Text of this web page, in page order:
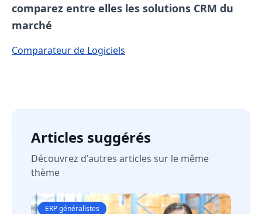
comparez entre elles les solutions CRM du
marché
Comparateur de Logiciels
Articles suggérés
Découvrez d'autres articles sur le même
thème
ERP généralistes